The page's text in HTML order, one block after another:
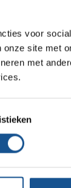
voor
site met
met